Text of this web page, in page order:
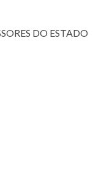
DO ESTADO